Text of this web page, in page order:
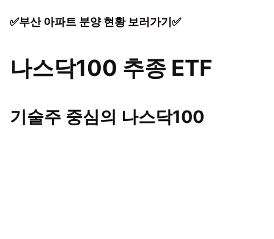
✅부산 아파트 분양 현황 보러가기✅
나스닥100 추종 ETF
기술주 중심의 나스닥100